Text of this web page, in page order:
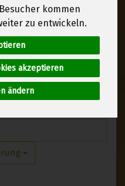
kommen
zu entwickeln.
akzeptieren
ändern
21